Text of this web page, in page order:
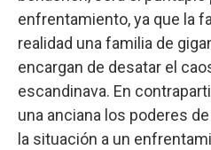
enfrentamiento, ya que la
realidad una familia de
encargan de desatar el
escandinava. En
una anciana los poderes
la situación a un